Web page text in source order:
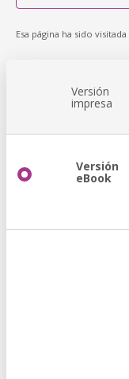
Esa página ha sido visitada
Versión
impresa
Versión
eBook